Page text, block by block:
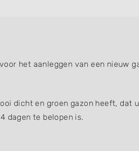
het aanleggen van een nieuw
dicht en groen gazon heeft, dat
dagen te belopen is.